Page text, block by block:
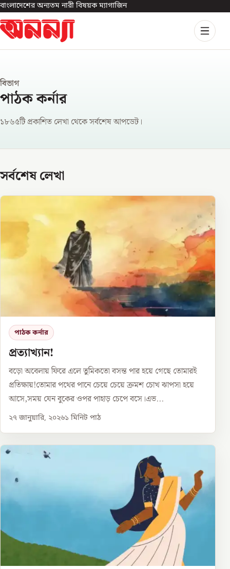
বাংলাদেশের অন্যতম নারী বিষয়ক ম্যাগাজিন
বিভাগ
পাঠক কর্নার
১৮৬৫টি প্রকাশিত লেখা থেকে সর্বশেষ আপডেট।
সর্বশেষ লেখা
পাঠক কর্নার
প্রত্যাখ্যান!
বড়ো অবেলায় ফিরে এলে তুমিকতো বসন্ত পার হয়ে গেছে তোমারই
প্রতিক্ষায়!তোমার পথের পানে চেয়ে চেয়ে ক্রমশ চোখ ঝাপসা হয়ে
আসে,সময় যেন বুকের ওপর পাহাড় চেপে বসে।এভ...
২৭ জানুয়ারি, ২০২৬১ মিনিট পাঠ